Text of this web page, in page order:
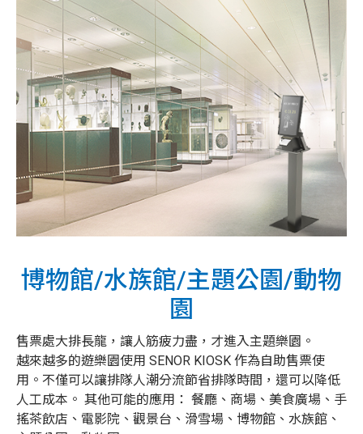
博物館/水族館/主題公園/動物
園
售票處大排長龍，讓人筋疲力盡，才進入主題樂園。
越來越多的遊樂園使用 SENOR KIOSK 作為自助售票使
用。不僅可以讓排隊人潮分流節省排隊時間，還可以降低
人工成本。 其他可能的應用： 餐廳、商場、美食廣場、手
搖茶飲店、電影院、觀景台、滑雪場、博物館、水族館、